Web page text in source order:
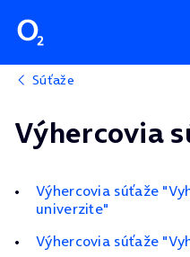
Súťaže
Výhercovia
Výhercovia súťaže
univerzite"
Výhercovia súťaže